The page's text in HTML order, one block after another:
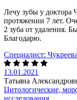
Лечу зубы у доктора
протяжении 7 лет.
2 зуба от удаления.
Благодарю.
Специалист:
13.01.2021
Татьяна
Цитологические,
исследования